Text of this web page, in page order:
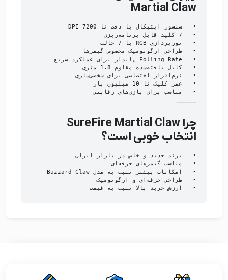
Martial Claw
•	مناسب برای بازی‌های رقابتی
⸻
چرا SureFire Martial Claw
انتخاب خوبی است؟
•	ارزش خرید بالا نسبت به قیمت